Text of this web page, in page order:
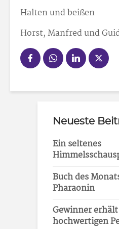
Halten und beißen
Horst, Manfred und
Neueste
Ein seltenes
Buch des
Pharaonin
Gewinner erhält
hochwertigen